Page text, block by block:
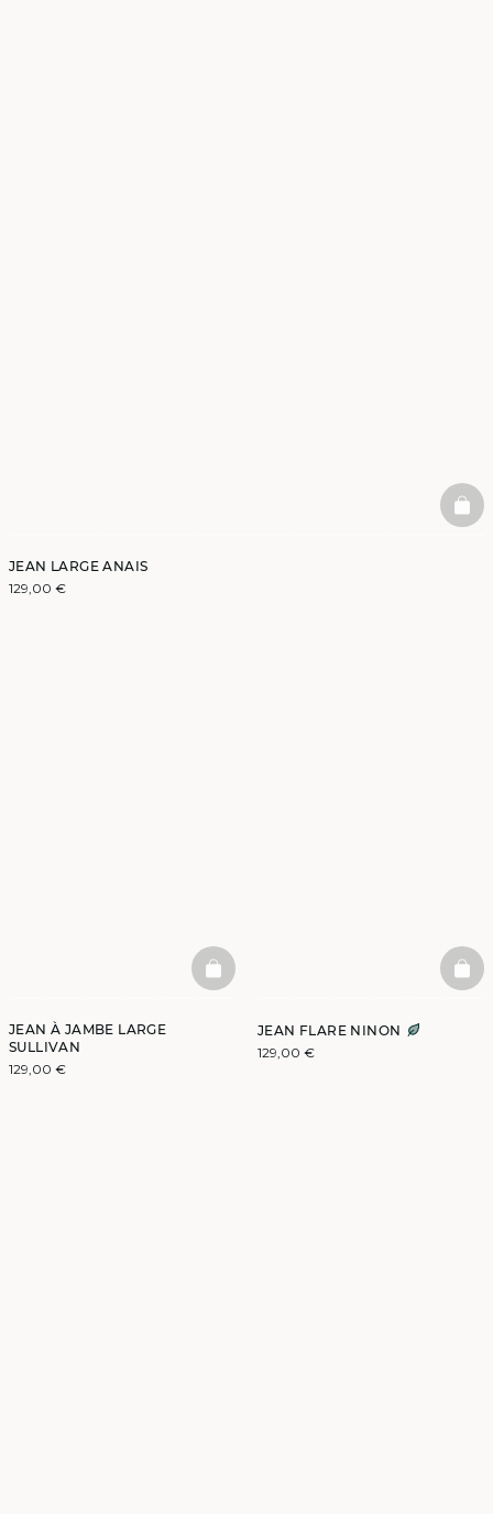
JEAN LARGE ANAIS
129,00 €
JEAN À JAMBE LARGE
SULLIVAN
129,00 €
BASKETFULL
JEAN FLARE NINON
129,00 €